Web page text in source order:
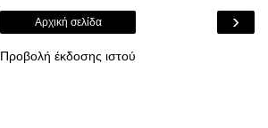
›
Αρχική σελίδα
Προβολή έκδοσης ιστού